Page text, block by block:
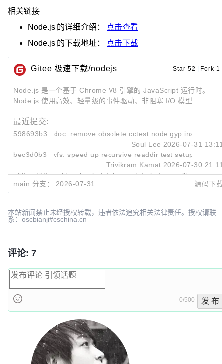
相关链接
Node.js 的详细介绍：
点击查看
Node.js 的下载地址： 点击下载
Gitee 极速下载/nodejs Star 52 Fork 1
Node.js 是一个基于 Chrome V8 引擎的 JavaScript 运行时。
Node.js 使用高效、轻量级的事件驱动、非阻塞 I/O 模型
最近提交:
598693b3
doc: remove obsolete cctest node.gyp
Soul Lee 2026-07-31
bec3d0b3
vfs: speed up recursive readdir test setup
Trivikram Kamat 2026-07-30
a58aad78
sqlite: check database state before calling SQLite
2026-07-30
main 分支： 2026-07-31 源码下
本站新闻禁止未经授权转载，违者依法追究相关法律责任。授权请联
系：oscbianji#oschina.cn
评论: 7
0/500 发 布